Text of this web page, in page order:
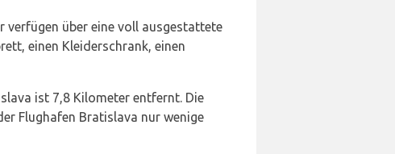
verfügen über eine voll ausgestattete
einen Kleiderschrank, einen
ist 7,8 Kilometer entfernt. Die
Flughafen Bratislava nur wenige